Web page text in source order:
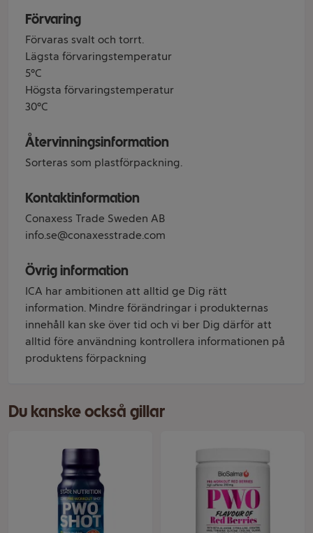
Förvaring
Förvaras svalt och torrt.
Lägsta förvaringstemperatur
5°C
Högsta förvaringstemperatur
30°C
Återvinningsinformation
Sorteras som plastförpackning.
Kontaktinformation
Conaxess Trade Sweden AB
info.se@conaxesstrade.com
Övrig information
ICA har ambitionen att alltid ge Dig rätt
information. Mindre förändringar i produkternas
innehåll kan ske över tid och vi ber Dig därför att
alltid före användning kontrollera informationen på
produktens förpackning
Du kanske också gillar